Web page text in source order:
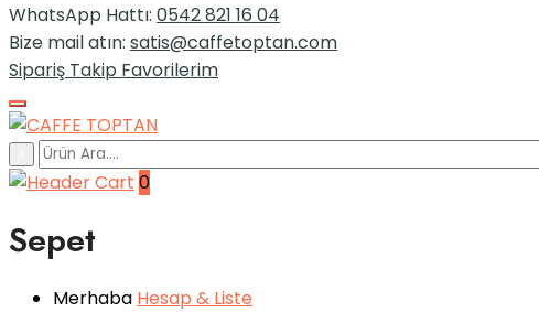
WhatsApp Hattı: 0542 821 16 04
Bize mail atın: satis@caffetoptan.com
Sipariş Takip Favorilerim
0
Sepet
Merhaba Hesap & Liste